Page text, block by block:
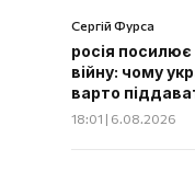
Сергій Фурса
росія
війну: чому
варто
18:01 | 6.08.2026